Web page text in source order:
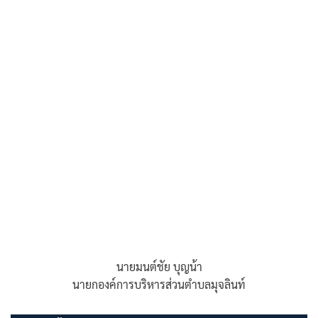
นายมนต์ชัย บุญน้า
นายกองค์การบริหารส่วนตำบลมุจลินท์